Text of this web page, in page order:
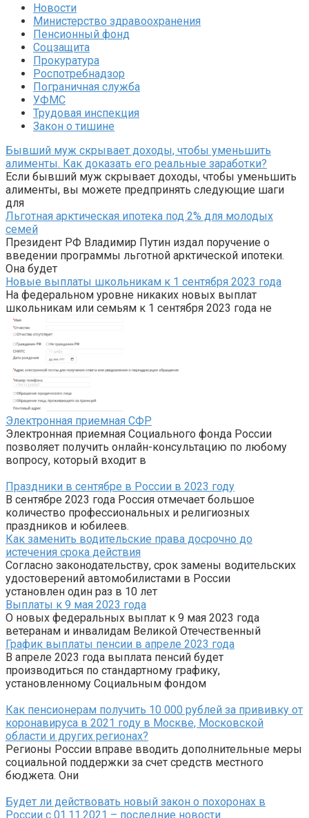
Новости
Министерство здравоохранения
Пенсионный фонд
Соцзащита
Прокуратура
Роспотребнадзор
Пограничная служба
УФМС
Трудовая инспекция
Закон о тишине
Бывший муж скрывает доходы, чтобы уменьшить
алименты. Как доказать его реальные заработки?
Если бывший муж скрывает доходы, чтобы уменьшить
алименты, вы можете предпринять следующие шаги
для
Льготная арктическая ипотека под 2% для молодых
семей
Президент РФ Владимир Путин издал поручение о
введении программы льготной арктической ипотеки.
Она будет
Новые выплаты школьникам к 1 сентября 2023 года
На федеральном уровне никаких новых выплат
школьникам или семьям к 1 сентября 2023 года не
Электронная приемная СФР
Электронная приемная Социального фонда России
позволяет получить онлайн-консультацию по любому
вопросу, который входит в
Праздники в сентябре в России в 2023 году
В сентябре 2023 года Россия отмечает большое
количество профессиональных и религиозных
праздников и юбилеев.
Как заменить водительские права досрочно до
истечения срока действия
Согласно законодательству, срок замены водительских
удостоверений автомобилистами в России
установлен один раз в 10 лет
Выплаты к 9 мая 2023 года
О новых федеральных выплат к 9 мая 2023 года
ветеранам и инвалидам Великой Отечественный
График выплаты пенсии в апреле 2023 года
В апреле 2023 года выплата пенсий будет
производиться по стандартному графику,
установленному Социальным фондом
Как пенсионерам получить 10 000 рублей за прививку от
коронавируса в 2021 году в Москве, Московской
области и других регионах?
Регионы России вправе вводить дополнительные меры
социальной поддержки за счет средств местного
бюджета. Они
Будет ли действовать новый закон о похоронах в
России с 01.11.2021 – последние новости